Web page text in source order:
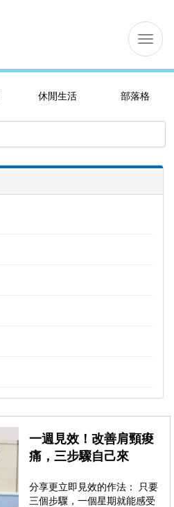
切
换
导
休閒生活 部落格
一週見效！改善肩頸痠
痛，三步驟自己來
分享更立即見效的作法： 只要
三個步驟，一個星期就能感受